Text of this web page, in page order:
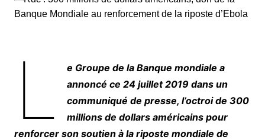
L
e Groupe de la Banque mondiale a
annoncé ce 24 juillet 2019 dans un
communiqué de presse, l’octroi de 300
millions de dollars américains pour
renforcer son soutien à la riposte mondiale de